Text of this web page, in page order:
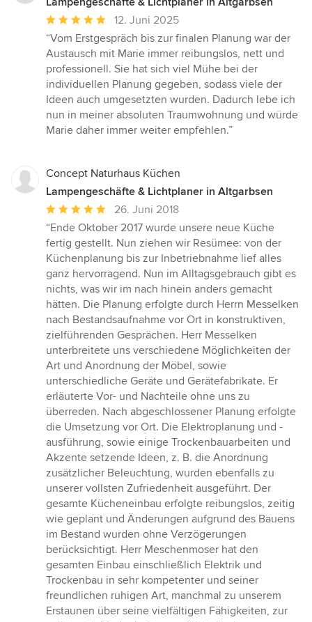
Durchschnittliche
Bewertung:
5
von
5
Sternen
12. Juni 2025
“Vom Erstgespräch bis zur finalen Planung war der
Austausch mit Marie immer reibungslos, nett und
professionell. Sie hat sich viel Mühe bei der
individuellen Planung gegeben, sodass viele der
Ideen auch umgesetzten wurden. Dadurch lebe ich
nun in meiner absoluten Traumwohnung und würde
Marie daher immer weiter empfehlen.”
Concept Naturhaus Küchen
Lampengeschäfte & Lichtplaner in Altgarbsen
Durchschnittliche
Bewertung:
5
von
5
Sternen
26. Juni 2018
“Ende Oktober 2017 wurde unsere neue Küche
fertig gestellt. Nun ziehen wir Resümee: von der
Küchenplanung bis zur Inbetriebnahme lief alles
ganz hervorragend. Nun im Alltagsgebrauch gibt es
nichts, was wir im nach hinein anders gemacht
hätten. Die Planung erfolgte durch Herrn Messelken
nach Bestandsaufnahme vor Ort in konstruktiven,
zielführenden Gesprächen. Herr Messelken
unterbreitete uns verschiedene Möglichkeiten der
Art und Anordnung der Möbel, sowie
unterschiedliche Geräte und Gerätefabrikate. Er
erläuterte Vor- und Nachteile ohne uns zu
überreden. Nach abgeschlossener Planung erfolgte
die Umsetzung vor Ort. Die Elektroplanung und -
ausführung, sowie einige Trockenbauarbeiten und
Akzente setzende Ideen, z. B. die Anordnung
zusätzlicher Beleuchtung, wurden ebenfalls zu
unserer vollsten Zufriedenheit ausgeführt. Der
gesamte Kücheneinbau erfolgte reibungslos, zeitig
wie geplant und Änderungen aufgrund des Bauens
im Bestand wurden ohne Verzögerungen
berücksichtigt. Herr Meschenmoser hat den
gesamten Einbau einschließlich Elektrik und
Trockenbau in sehr kompetenter und seiner
freundlichen ruhigen Art, manchmal zu unserem
Erstaunen über seine vielfältigen Fähigkeiten, zur